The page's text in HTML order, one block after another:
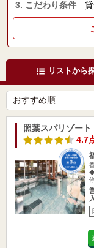
3. こだわり条件
リストから
照葉スパリゾート
4.7
◆